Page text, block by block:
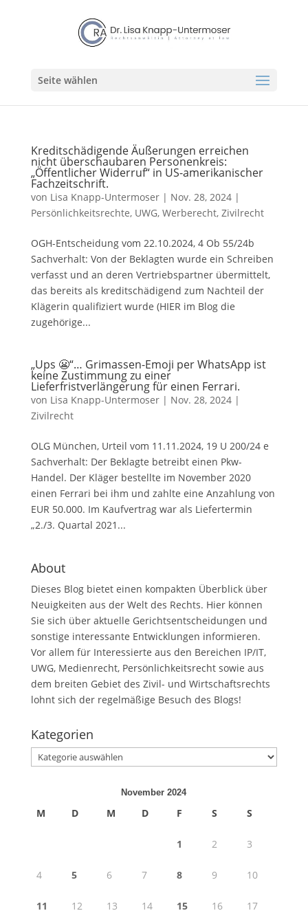
Seite wählen
Kreditschädigende Äußerungen erreichen
nicht überschaubaren Personenkreis:
„Öffentlicher Widerruf“ in US-amerikanischer
Fachzeitschrift.
von Lisa Knapp-Untermoser| Nov. 28, 2024|
Persönlichkeitsrechte, UWG, Werberecht, Zivilrecht
OGH-Entscheidung vom 22.10.2024, 4 Ob 55/24b
Sachverhalt: Von der Beklagten wurde ein Schreiben
verfasst und an deren Vertriebspartner übermittelt,
das bereits als kreditschädigend zum Nachteil der
Klägerin qualifiziert wurde (HIER im Blog die
zugehörige...
„Ups 😬“… Grimassen-Emoji per WhatsApp ist
keine Zustimmung zu einer
Lieferfristverlängerung für einen Ferrari.
von Lisa Knapp-Untermoser| Nov. 28, 2024|
Zivilrecht
OLG München, Urteil vom 11.11.2024, 19 U 200/24 e
Sachverhalt: Der Beklagte betreibt einen Pkw-
Handel. Der Kläger bestellte im November 2020
einen Ferrari bei ihm und zahlte eine Anzahlung von
EUR 50.000. Im Kaufvertrag war als Liefertermin
„2./3. Quartal 2021...
About
Dieses Blog bietet einen kompakten Überblick über
Neuigkeiten aus der Welt des Rechts. Hier können
Sie sich über aktuelle Gerichtsentscheidungen und
sonstige interessante Entwicklungen informieren.
Vor allem für Interessierte aus den Bereichen IP/IT,
UWG, Medienrecht, Persönlichkeitsrecht sowie aus
dem breiten Gebiet des Zivil- und Wirtschaftsrechts
lohnt sich der regelmäßige Besuch des Blogs!
Kategorien
Kategorien
November 2024
M D M D F S S
1 2 3
4 5 6 7 8 9 10
11 12 13 14 15 16 17